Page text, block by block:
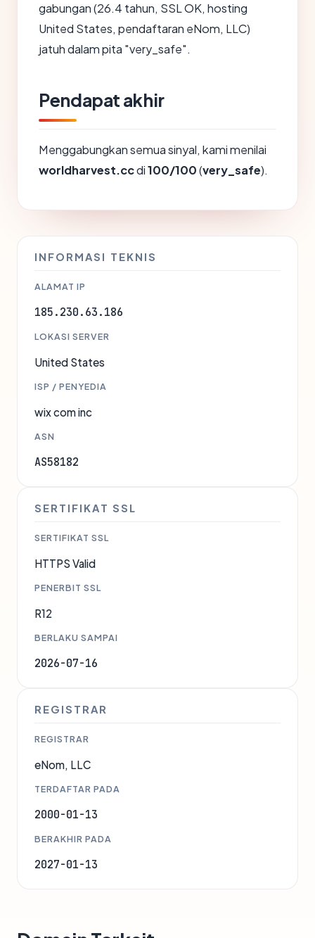
gabungan (26.4 tahun, SSL OK, hosting
United States, pendaftaran eNom, LLC)
jatuh dalam pita "very_safe".
Pendapat akhir
Menggabungkan semua sinyal, kami menilai
worldharvest.ccdi100/100(very_safe).
INFORMASI TEKNIS
ALAMAT IP
185.230.63.186
LOKASI SERVER
United States
ISP / PENYEDIA
wix com inc
ASN
AS58182
SERTIFIKAT SSL
SERTIFIKAT SSL
HTTPS Valid
PENERBIT SSL
R12
BERLAKU SAMPAI
2026-07-16
REGISTRAR
REGISTRAR
eNom, LLC
TERDAFTAR PADA
2000-01-13
BERAKHIR PADA
2027-01-13